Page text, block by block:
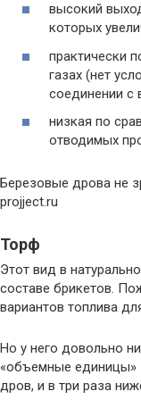
высокий
которых
практически
газах (нет
соединении с
низкая по
отводимых
Березовые дрова не
projject.ru
Торф
Этот вид в
составе брикетов.
вариантов топлива
Но у него довольно
«объемные единицы»
дров, и в три раза